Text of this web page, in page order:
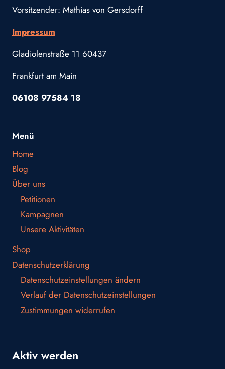
Vorsitzender: Mathias von Gersdorff
Impressum
Gladiolenstraße 11 60437
Frankfurt am Main
06108 97584 18
Menü
Home
Blog
Über uns
Petitionen
Kampagnen
Unsere Aktivitäten
Shop
Datenschutzerklärung
Datenschutzeinstellungen ändern
Verlauf der Datenschutzeinstellungen
Zustimmungen widerrufen
Aktiv werden